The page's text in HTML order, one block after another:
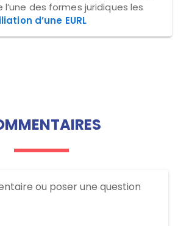
l’une des formes juridiques les
d’une EURL
ou poser une question